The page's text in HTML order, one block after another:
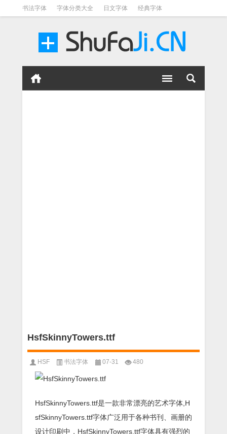
书法字体 字体分类大全 日文字体 经典字体
HsfSkinnyTowers.ttf
HSF 书法字体 07-31 480
HsfSkinnyTowers.ttf是一款非常漂亮的艺术字体,H
sfSkinnyTowers.ttf字体广泛用于各种书刊、画册的
设计印刷中，HsfSkinnyTowers.ttf字体具有强烈的